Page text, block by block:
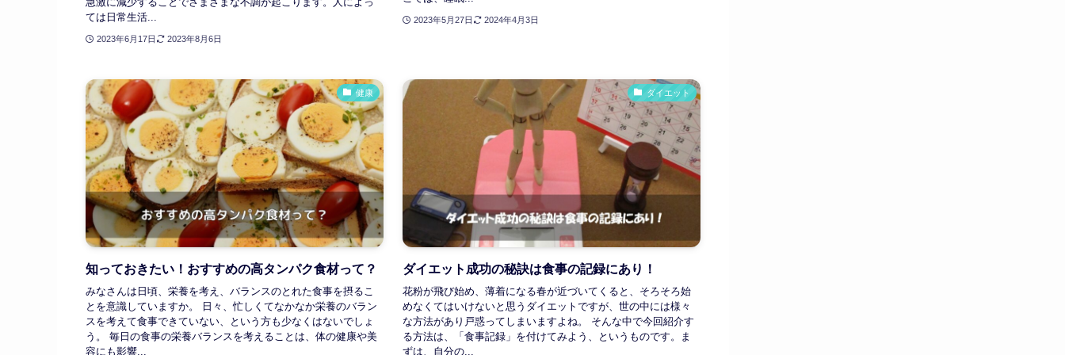
ては日常生活...
2023年6月17日 2023年8月6日
2023年5月27日 2024年4月3日
健康
知っておきたい！おすすめの高タンパク食材って？
みなさんは日頃、栄養を考え、バランスのとれた食事を摂るこ
とを意識していますか。 日々、忙しくてなかなか栄養のバラン
スを考えて食事できていない、という方も少なくはないでしょ
う。 毎日の食事の栄養バランスを考えることは、体の健康や美
容にも影響...
ダイエット
ダイエット成功の秘訣は食事の記録にあり！
花粉が飛び始め、薄着になる春が近づいてくると、そろそろ始
めなくてはいけないと思うダイエットですが、世の中には様々
な方法があり戸惑ってしまいますよね。 そんな中で今回紹介す
る方法は、「食事記録」を付けてみよう、というものです。ま
ずは、自分の...